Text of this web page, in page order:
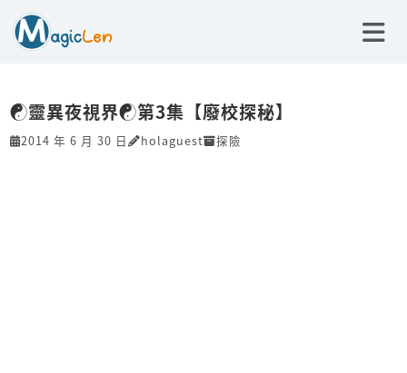
☯靈異夜視界☯第3集【廢校探秘】
2014 年 6 月 30 日 holaguest 探險